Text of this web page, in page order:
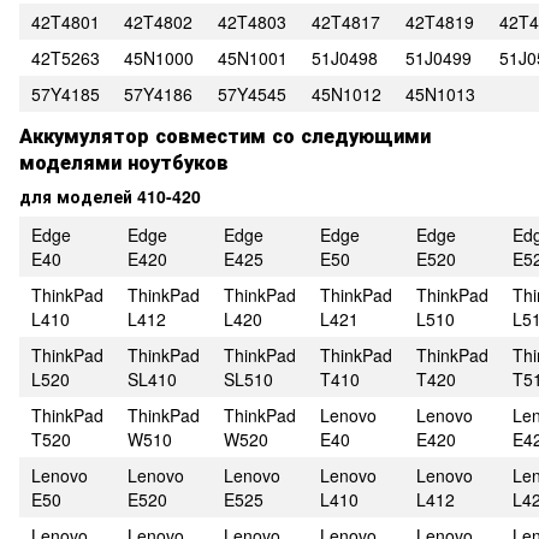
42T4801
42T4802 42T4803 42T4817 42T4819
42T5263
45N1000 45N1001 51J0498 51J0499
57Y4185
57Y4186 57Y4545 45N1012 45N1013
Аккумулятор совместим со следующими
моделями ноутбуков
для моделей 410-420
Edge
E40
Edge
E420
Edge
E425
Edge
E50
Edge
E520
ThinkPad
L410
ThinkPad
L412
ThinkPad
L420
ThinkPad
L421
ThinkPad
L510
ThinkPad
L520
ThinkPad
SL410
ThinkPad
SL510
ThinkPad
T410
ThinkPad
T420
ThinkPad
T520
ThinkPad
W510
ThinkPad
W520
Lenovo
E40
Lenovo
E420
Lenovo
E50
Lenovo
E520
Lenovo
E525
Lenovo
L410
Lenovo
L412